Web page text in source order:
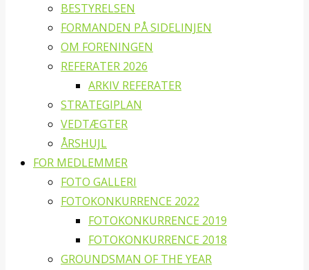
BESTYRELSEN
FORMANDEN PÅ SIDELINJEN
OM FORENINGEN
REFERATER 2026
ARKIV REFERATER
STRATEGIPLAN
VEDTÆGTER
ÅRSHUJL
FOR MEDLEMMER
FOTO GALLERI
FOTOKONKURRENCE 2022
FOTOKONKURRENCE 2019
FOTOKONKURRENCE 2018
GROUNDSMAN OF THE YEAR